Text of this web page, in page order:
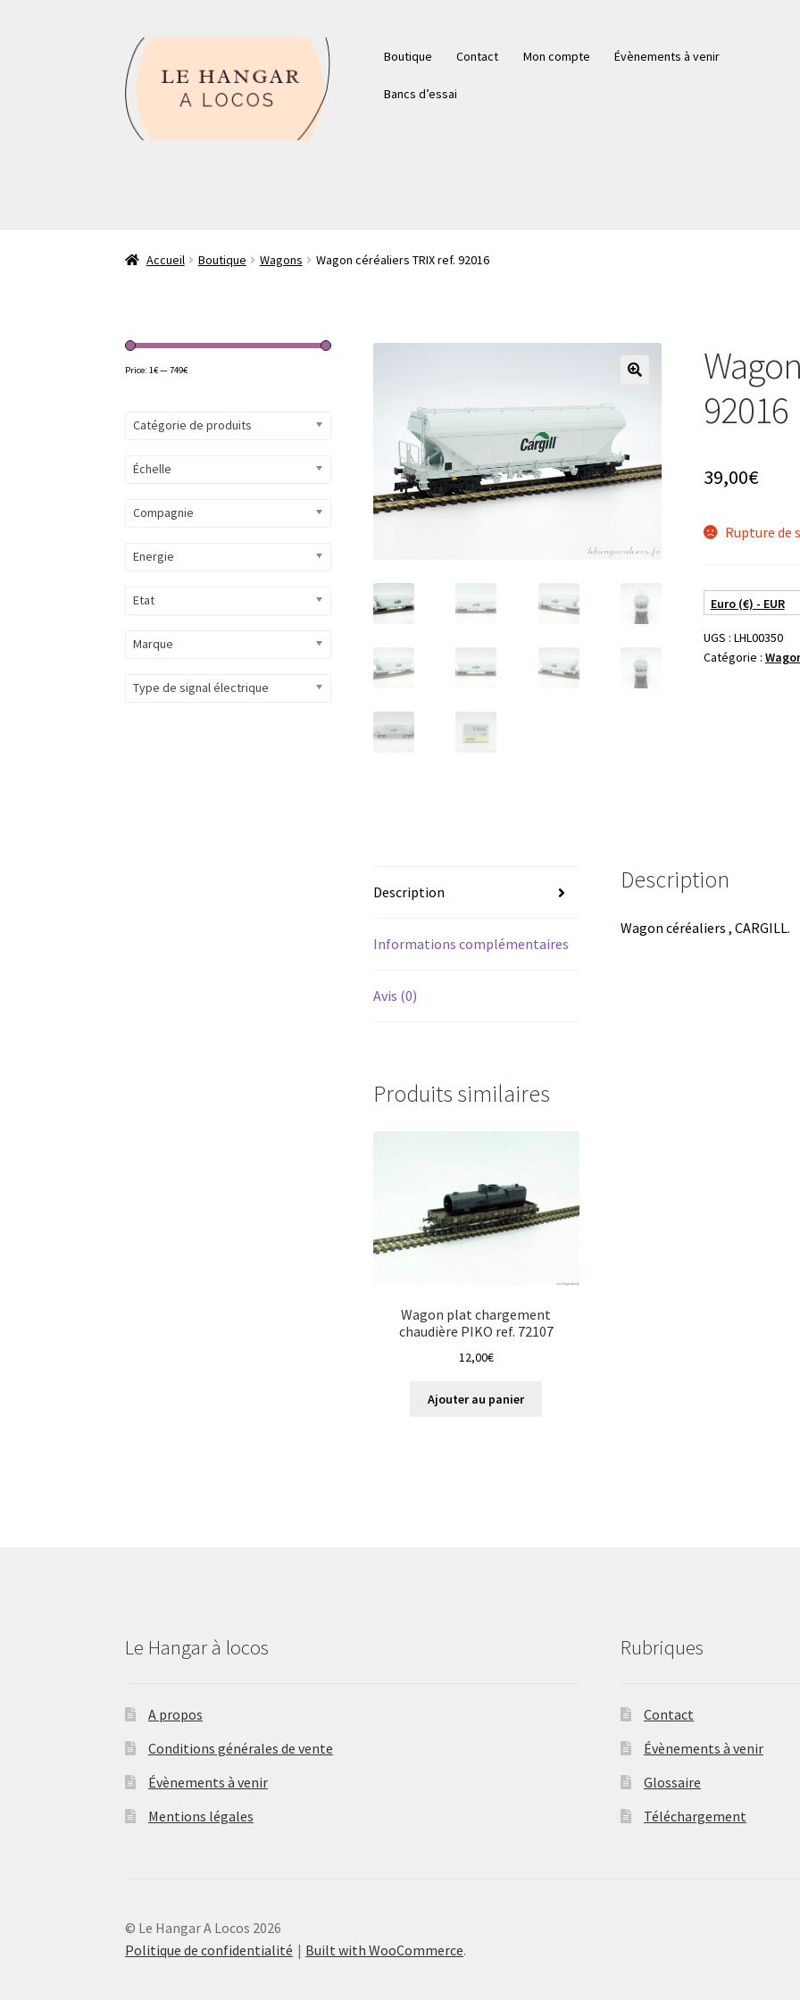
Aller
à
la
navigation
Aller
au
contenu
Boutique Contact Mon compte Évènements à venir
Bancs d’essai
Accueil Boutique Wagons Wagon céréaliers TRIX ref. 92016
92016
39,00€
Rupture de
Euro (€) - EUR
UGS : LHL00350
Catégorie :
Description
Informations complémentaires
Avis (0)
Description
Wagon céréaliers , CARGILL.
Produits similaires
Wagon plat chargement
chaudière PIKO ref. 72107
12,00€
Ajouter au panier
Price:1€—749€
Catégorie de produits
Échelle
Compagnie
Energie
Etat
Marque
Type de signal électrique
Le Hangar à locos
A propos
Conditions générales de vente
Évènements à venir
Mentions légales
Rubriques
Contact
Évènements à venir
Glossaire
Téléchargement
© Le Hangar A Locos 2026
Politique de confidentialité
Built with WooCommerce.